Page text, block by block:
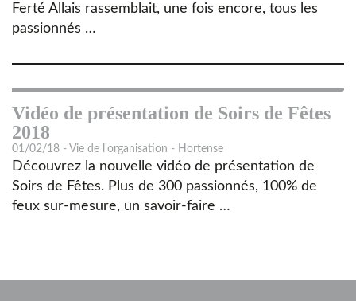
Ferté Allais rassemblait, une fois encore, tous les
passionnés …
Vidéo de présentation de Soirs de Fêtes
2018
01/02/18 - Vie de l'organisation - Hortense
Découvrez la nouvelle vidéo de présentation de
Soirs de Fêtes. Plus de 300 passionnés, 100% de
feux sur-mesure, un savoir-faire …